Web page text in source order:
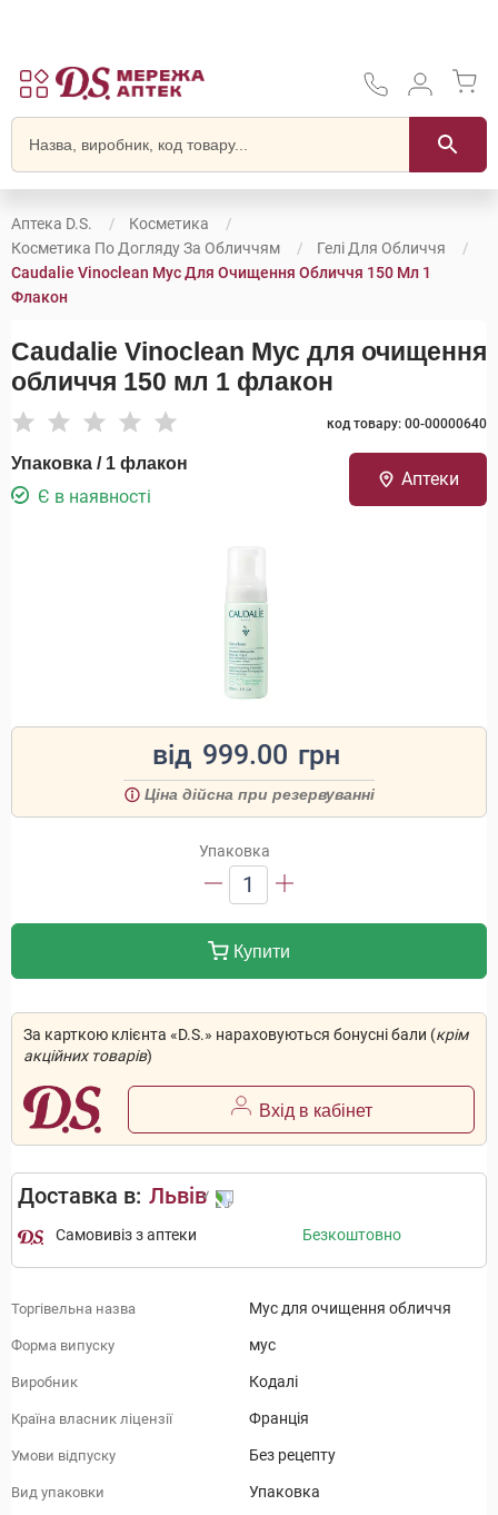
Аптека D.S.
Косметика
Косметика По Догляду За Обличчям
Гелі Для Обличчя
Caudalie Vinoclean Мус Для Очищення Обличчя 150 Мл 1
Флакон
Caudalie Vinoclean Мус для очищення
обличчя 150 мл 1 флакон
код товару: 00-00000640
Упаковка / 1 флакон
Є в наявності
Аптеки
від 999.00 грн
Ціна дійсна при резервуванні
Упаковка
1
Купити
За карткою клієнта «D.S.» нараховуються бонусні бали (крім
акційних товарів)
Вхід в кабінет
Доставка в: Львів
Самовивіз з аптеки Безкоштовно
Торгівельна назва Мус для очищення обличчя
Форма випуску мус
Виробник Кодалі
Країна власник ліцензії Франція
Умови відпуску Без рецепту
Вид упаковки Упаковка